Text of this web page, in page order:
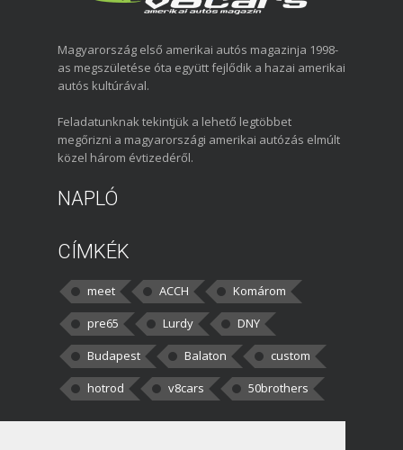
Magyarország első amerikai autós magazinja 1998-
as megszületése óta együtt fejlődik a hazai amerikai
autós kultúrával.
Feladatunknak tekintjük a lehető legtöbbet
megőrizni a magyarországi amerikai autózás elmúlt
közel három évtizedéről.
NAPLÓ
CÍMKÉK
meet ACCH
Komárom
pre65
Lurdy
DNY
Budapest
Balaton
custom
hotrod
v8cars 50brothers